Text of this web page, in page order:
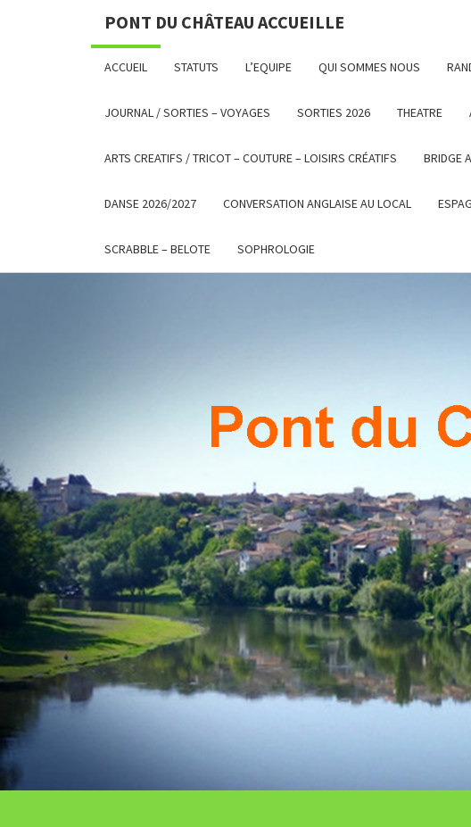
PONT DU CHÂTEAU ACCUEILLE
ACCUEIL STATUTS L’EQUIPE QUI SOMMES NOUS
JOURNAL / SORTIES – VOYAGES SORTIES 2026 THEATRE
ARTS CREATIFS / TRICOT – COUTURE – LOISIRS CRÉATIFS BRIDGE
DANSE 2026/2027 CONVERSATION ANGLAISE AU LOCAL
SCRABBLE – BELOTE SOPHROLOGIE